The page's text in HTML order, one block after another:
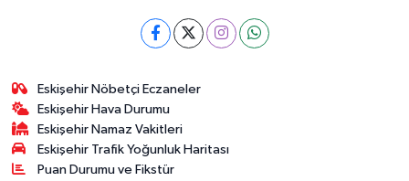
Eskişehir Nöbetçi Eczaneler
Eskişehir Hava Durumu
Eskişehir Namaz Vakitleri
Eskişehir Trafik Yoğunluk Haritası
Puan Durumu ve Fikstür